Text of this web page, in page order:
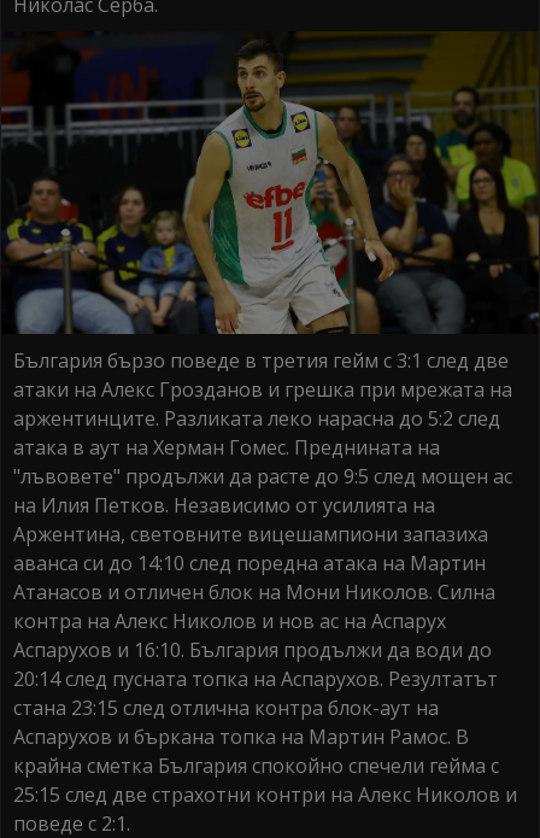
България бързо поведе в третия гейм с 3:1 след две
атаки на Алекс Грозданов и грешка при мрежата на
аржентинците. Разликата леко нарасна до 5:2 след
атака в аут на Херман Гомес. Преднината на
"лъвовете" продължи да расте до 9:5 след мощен ас
на Илия Петков. Независимо от усилията на
Аржентина, световните вицешампиони запазиха
аванса си до 14:10 след поредна атака на Мартин
Атанасов и отличен блок на Мони Николов. Силна
контра на Алекс Николов и нов ас на Аспарух
Аспарухов и 16:10. България продължи да води до
20:14 след пусната топка на Аспарухов. Резултатът
стана 23:15 след отлична контра блок-аут на
Аспарухов и бъркана топка на Мартин Рамос. В
крайна сметка България спокойно спечели гейма с
25:15 след две страхотни контри на Алекс Николов и
поведе с 2:1.